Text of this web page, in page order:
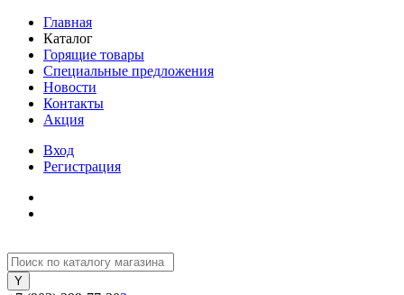
Главная
Каталог
Горящие товары
Специальные предложения
Новости
Контакты
Акция
Вход
Регистрация